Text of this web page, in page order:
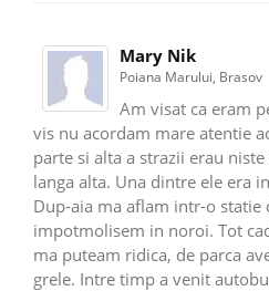
Mary Nik
Poiana Marului, Brasov
Am visat ca eram
vis nu acordam mare atentie
parte si alta a strazii erau
langa alta. Una dintre ele era
Dup-aia ma aflam intr-o statie
impotmolisem in noroi. Tot
ma puteam ridica, de parca
grele. Intre timp a venit